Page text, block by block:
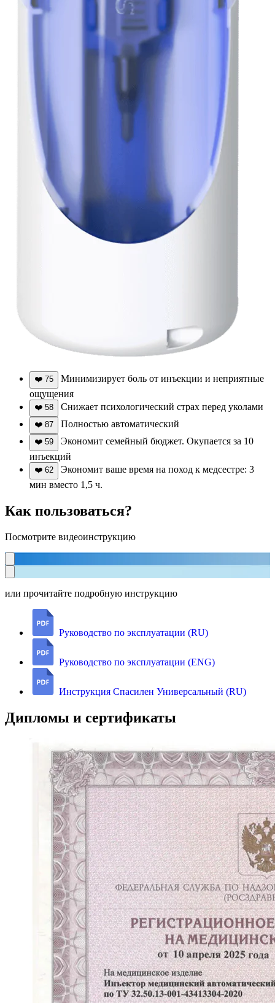
❤️ 75
Минимизирует боль от инъекции и неприятные
ощущения
❤️ 58 Снижает психологический страх перед уколами
❤️ 87 Полностью автоматический
❤️ 59
Экономит семейный бюджет. Окупается за 10
инъекций
❤️ 62
Экономит ваше время на поход к медсестре: 3
мин вместо 1,5 ч.
Как пользоваться?
Посмотрите видеоинструкцию
или прочитайте подробную инструкцию
Руководство по эксплуатации (RU)
Руководство по эксплуатации (ENG)
Инструкция Спасилен Универсальный (RU)
Дипломы и сертификаты